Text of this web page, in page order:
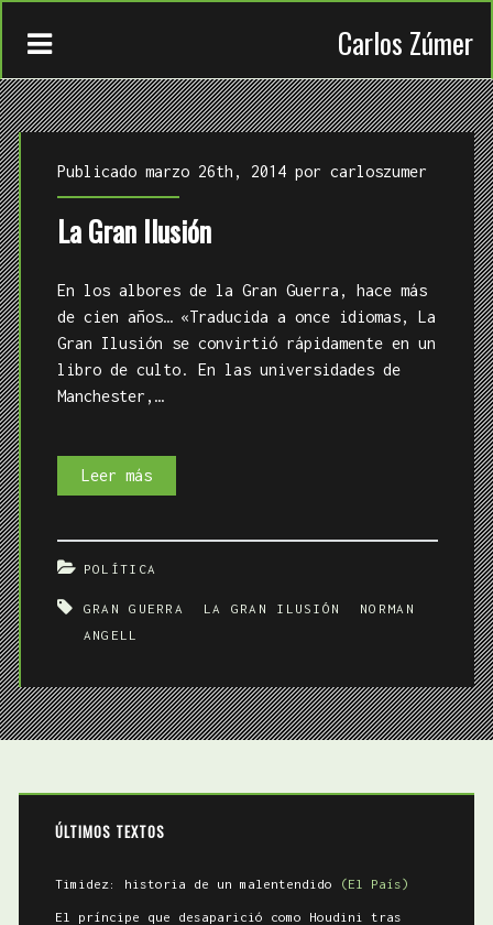
Carlos Zúmer
TRABAJOS
QUIÉN
Publicado marzo 26th, 2014 por carloszumer
La Gran Ilusión
En los albores de la Gran Guerra, hace más
de cien años… «Traducida a once idiomas, La
Gran Ilusión se convirtió rápidamente en un
libro de culto. En las universidades de
Manchester,…
Leer másLa
POLÍTICA
GRAN GUERRA LA GRAN ILUSIÓN
NORMAN
ANGELL
ÚLTIMOS TEXTOS
Timidez: historia de un malentendido (El País)
El príncipe que desaparició como Houdini tras